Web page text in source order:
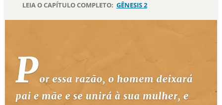
DEVOCIONAL DIÁRIO
ESTUDOS BÍBLICOS
ESBOÇOS DE PREGAÇÃO
LEIA O CAPÍTULO COMPLETO: GÊNESIS 2